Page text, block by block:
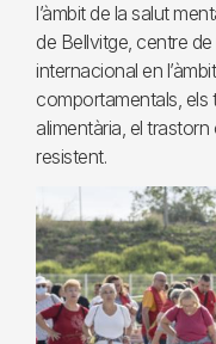
l’àmbit de la salut
de Bellvitge, centre
internacional en
comportamentals,
alimentària, el
resistent.